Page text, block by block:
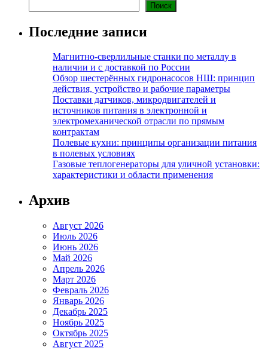
Поиск
Последние записи
Магнитно-сверлильные станки по металлу в
наличии и с доставкой по России
Обзор шестерённых гидронасосов НШ: принцип
действия, устройство и рабочие параметры
Поставки датчиков, микродвигателей и
источников питания в электронной и
электромеханической отрасли по прямым
контрактам
Полевые кухни: принципы организации питания
в полевых условиях
Газовые теплогенераторы для уличной установки:
характеристики и области применения
Архив
Август 2026
Июль 2026
Июнь 2026
Май 2026
Апрель 2026
Март 2026
Февраль 2026
Январь 2026
Декабрь 2025
Ноябрь 2025
Октябрь 2025
Август 2025